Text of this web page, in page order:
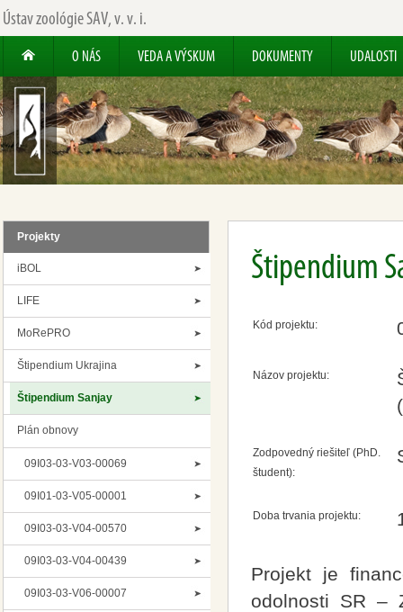
Ústav zoológie SAV, v. v. i.
O NÁS VEDA A VÝSKUM DOKUMENTY UDALOSTI
Projekty
iBOL
LIFE
MoRePRO
Štipendium Ukrajina
Štipendium Sanjay
Plán obnovy
09I03-03-V03-00069
09I01-03-V05-00001
09I03-03-V04-00570
09I03-03-V04-00439
09I03-03-V06-00007
Štipendium
Kód projektu:
Názov projektu:
Zodpovedný riešiteľ (PhD.
študent):
Doba trvania projektu:
Projekt je
odolnosti SR –